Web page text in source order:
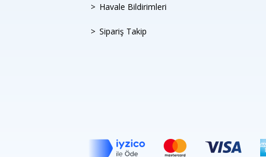
Havale Bildirimleri
Sipariş Takip